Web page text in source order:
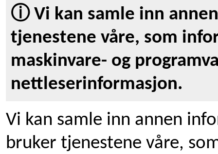
ⓘ Vi kan samle inn
tjenestene våre, som
maskinvare- og
nettleserinformasjon.
Vi kan samle inn annen
bruker tjenestene våre,